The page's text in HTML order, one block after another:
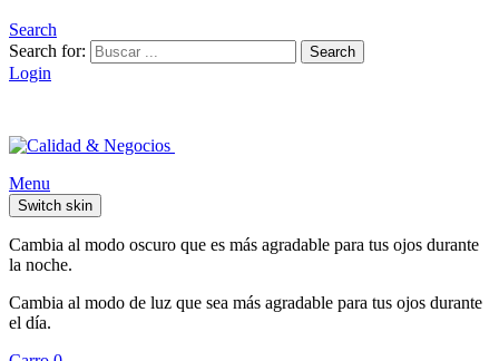
Search
Search for:
Search
Login
Menu
Switch skin
Cambia al modo oscuro que es más agradable para tus ojos durante
la noche.
Cambia al modo de luz que sea más agradable para tus ojos durante
el día.